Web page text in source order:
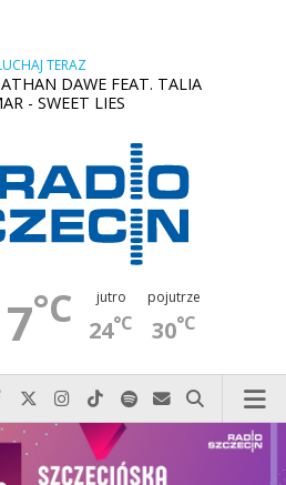
TERAZ
DAWE FEAT. TALIA
- SWEET LIES
°C jutro
24°C
pojutrze
30°C
po prostu do nas zadzwoń
Odwiedź nas na Facebook-u
Odwiedź nas na X
Odwiedź nas na Instagram-ie
Odwiedź nas na TikTok-u
Szukaj nas na Spotify
Wyślij do nas
Szukaj